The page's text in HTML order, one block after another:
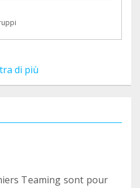
di più
Teaming sont pour